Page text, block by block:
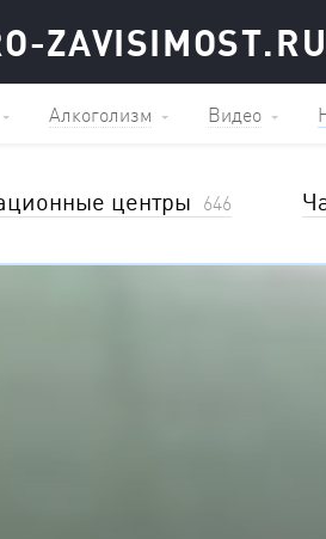
ZAVISIMOST.RU
Алкоголизм Видео
центры 646